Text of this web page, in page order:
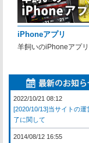
iPhoneアプリ
羊飼いのiPhoneアプリ
2022/10/21 08:12
[2020/10/13]当サイトの運
了に関して
2014/08/12 16:55